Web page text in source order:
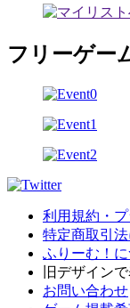
フリーゲー
利用規約・
特定商取引
ふりーむ！
旧デザイン
お問い合わせ